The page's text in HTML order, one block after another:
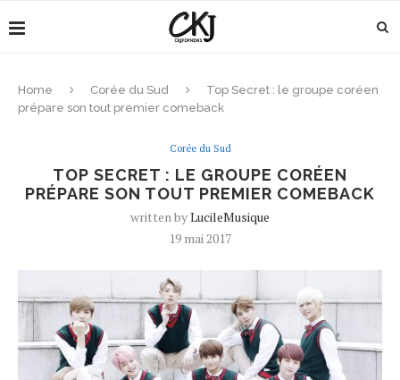
Home Corée du Sud
Top Secret : le groupe coréen
prépare son tout premier comeback
Corée du Sud
TOP SECRET : LE GROUPE CORÉEN
PRÉPARE SON TOUT PREMIER COMEBACK
written byLucileMusique
19 mai 2017